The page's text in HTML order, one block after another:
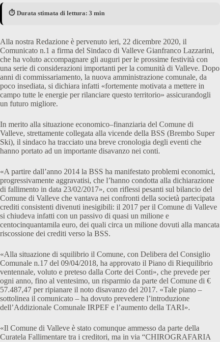
⏱️ Durata stimata di lettura: 3 min
Alla nostra Redazione è pervenuto ieri, 22 dicembre 2020, il
Comunicato n.1 a firma del Sindaco di Valleve Gianfranco Lazzarini,
che ha voluto accompagnare gli auguri per le prossime festività con
una serie di considerazioni importanti per la comunità di Valleve. Dopo
anni di commissariamento, la nuova amministrazione comunale, da
poco insediata, si dichiara infatti «fortemente motivata a mettere in
campo tutte le energie per rilanciare questo territorio» assicurandogli
un futuro migliore.
In merito alla situazione economico–finanziaria del Comune di
Valleve, strettamente collegata alla vicende della BSS (Brembo Super
Ski), il sindaco ha tracciato una breve cronologia degli eventi che
hanno portato ad un importante disavanzo nei conti.
«A partire dall’anno 2014 la BSS ha manifestato problemi economici,
progressivamente aggravatisi, che l’hanno condotta alla dichiarazione
di fallimento in data 23/02/2017», con riflessi pesanti sul bilancio del
Comune di Valleve che vantava nei confronti della società partecipata
crediti consistenti divenuti inesigibili: il 2017 per il Comune di Valleve
si chiudeva infatti con un passivo di quasi un milione e
centocinquantamila euro, dei quali circa un milione dovuti alla mancata
riscossione dei crediti verso la BSS.
«Alla situazione di squilibrio il Comune, con Delibera del Consiglio
Comunale n.17 del 09/04/2018, ha approvato il Piano di Riequilibrio
ventennale, voluto e preteso dalla Corte dei Conti», che prevede per
ogni anno, fino al ventesimo, un risparmio da parte del Comune di €
57.487,47 per ripianare il noto disavanzo del 2017. «Tale piano –
sottolinea il comunicato – ha dovuto prevedere l’introduzione
dell’Addizionale Comunale IRPEF e l’aumento della TARI».
«Il Comune di Valleve è stato comunque ammesso da parte della
Curatela Fallimentare tra i creditori, ma in via “CHIROGRAFARIA